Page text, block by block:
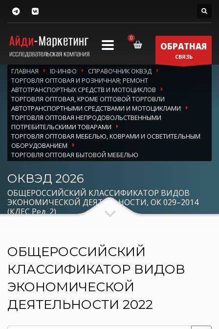
ОБРАТНАЯ
СВЯЗЬ
ГЛАВНАЯ ID-ИНФО
СПРАВОЧНИК ОКВЭД
ТОРГОВЛЯ ОПТОВАЯ И РОЗНИЧНАЯ; РЕМОНТ
АВТОТРАНСПОРТНЫХ СРЕДСТВ И МОТОЦИКЛОВ
ТОРГОВЛЯ ОПТОВАЯ, КРОМЕ ОПТОВОЙ ТОРГОВЛИ
АВТОТРАНСПОРТНЫМИ СРЕДСТВАМИ И МОТОЦИКЛАМИ
ТОРГОВЛЯ ОПТОВАЯ НЕПРОДОВОЛЬСТВЕННЫМИ
ПОТРЕБИТЕЛЬСКИМИ ТОВАРАМИ
ТОРГОВЛЯ ОПТОВАЯ МЕБЕЛЬЮ, КОВРАМИ И ОСВЕТИТЕЛЬНЫМ
ОБОРУДОВАНИЕМ
ТОРГОВЛЯ ОПТОВАЯ БЫТОВОЙ МЕБЕЛЬЮ
ОКВЭД 2026
ОБЩЕРОССИЙСКИЙ КЛАССИФИКАТОР ВИДОВ
ЭКОНОМИЧЕСКОЙ ДЕЯТЕЛЬНОСТИ, ОК 029–2014
(КДЕС Ред. 2)
ОБЩЕРОССИЙСКИЙ
КЛАССИФИКАТОР ВИДОВ
ЭКОНОМИЧЕСКОЙ
ДЕЯТЕЛЬНОСТИ 2022